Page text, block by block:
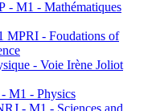
- M1 - Mathématiques
MPRI - Foudations of
- Voie Irène Joliot
M1 - Physics
- M1 - Sciences and